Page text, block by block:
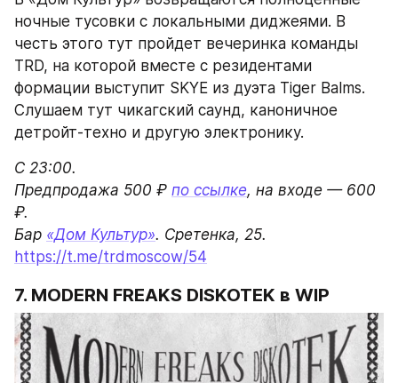
₽.
Бар «Дом Культур»
https://t.me/trdmoscow/54
7. MODERN FREAKS DISKOTEK в WIP
Первый эпизод новой серии вечеринок,
которой занимаются молодые московские
диджеи и музыканты из команды Club Kids. В